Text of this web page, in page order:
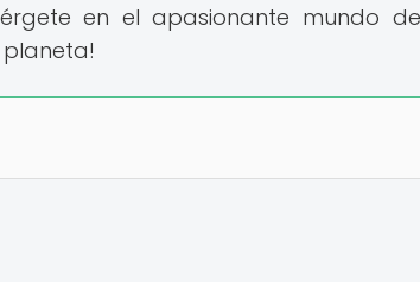
en el apasionante mundo